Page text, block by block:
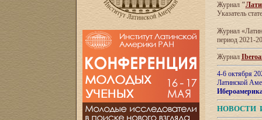
Журнал"
Указатель
Журнал
период 2021-
Журнал
4-6 октября
Латинской
НОВОСТИ